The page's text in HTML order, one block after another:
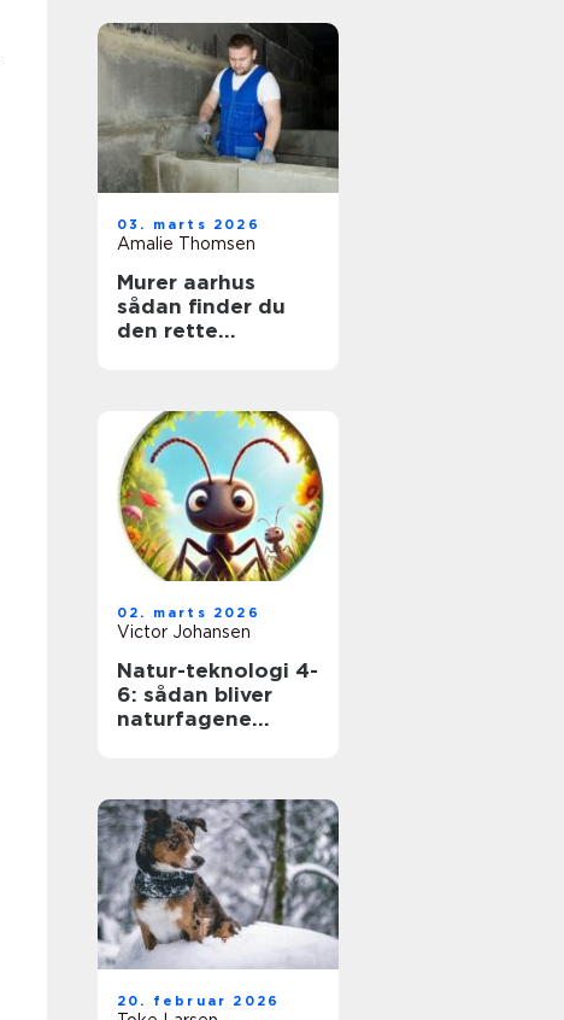
03. marts 2026
Amalie Thomsen
Murer aarhus
sådan finder du
den rette
02. marts 2026
Victor Johansen
Natur-teknologi 4-
6: sådan bliver
naturfagene
20. februar 2026